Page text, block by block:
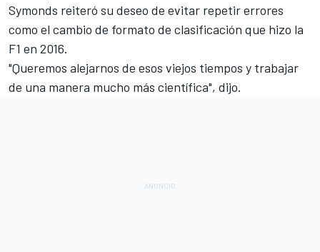
Symonds reiteró su deseo de evitar repetir errores
como el cambio de formato de clasificación que hizo la
F1 en 2016.
"Queremos alejarnos de esos viejos tiempos y trabajar
de una manera mucho más científica", dijo.